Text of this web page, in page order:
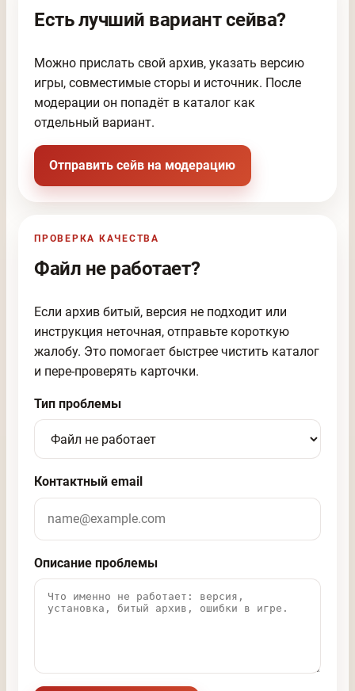
Есть лучший вариант сейва?
Можно прислать свой архив, указать версию
игры, совместимые сторы и источник. После
модерации он попадёт в каталог как
отдельный вариант.
Отправить сейв на модерацию
ПРОВЕРКА КАЧЕСТВА
Файл не работает?
Если архив битый, версия не подходит или
инструкция неточная, отправьте короткую
жалобу. Это помогает быстрее чистить каталог
и пере-проверять карточки.
Тип проблемы
Контактный email
Описание проблемы